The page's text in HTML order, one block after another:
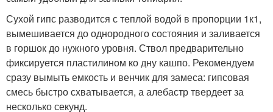
Сухой гипс разводится с теплой водой в пропорции 1к1,
вымешивается до однородного состояния и заливается
в горшок до нужного уровня. Ствол предварительно
фиксируется пластилином ко дну кашпо. Рекомендуем
сразу вымыть емкость и венчик для замеса: гипсовая
смесь быстро схватывается, а алебастр твердеет за
несколько секунд.